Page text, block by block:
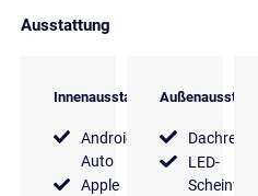
Ausstattung
Innenausstattung
Android
Auto
Apple
Dachreling
LED-